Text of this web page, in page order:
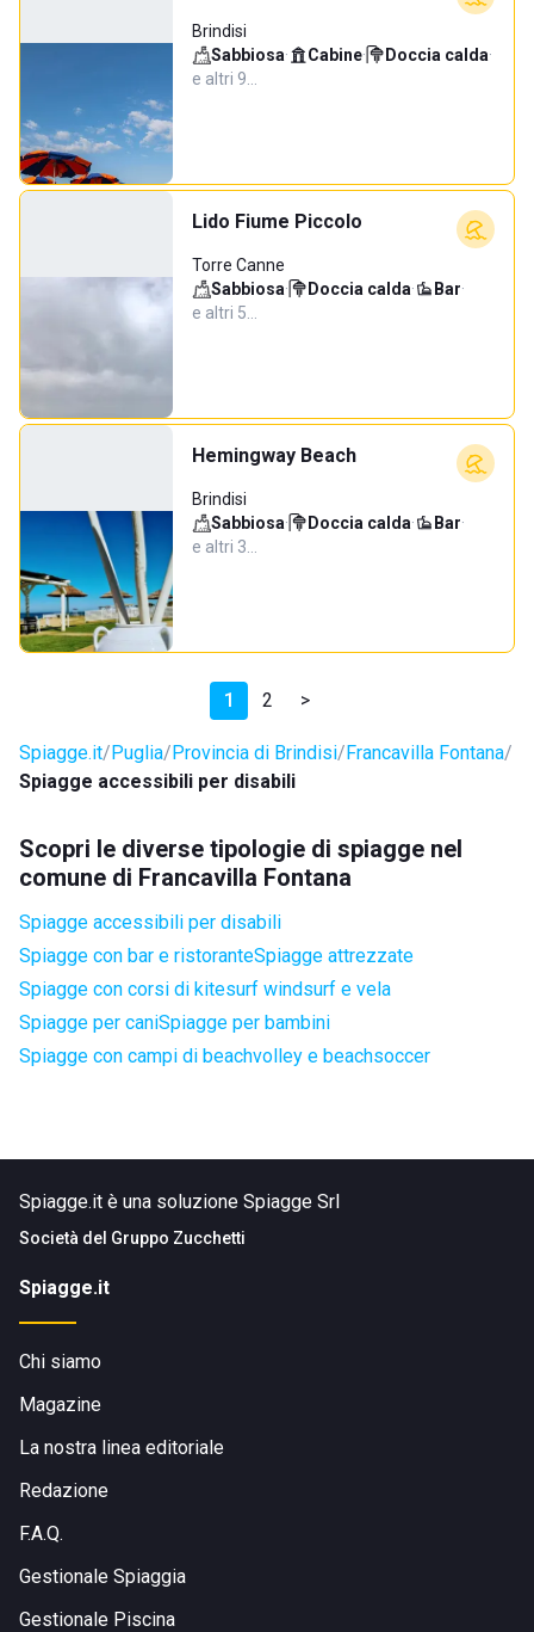
Brindisi
Sabbiosa· Cabine· Doccia calda·
e altri 9…
Lido Fiume Piccolo
Torre Canne
Sabbiosa· Doccia calda· Bar·
e altri 5…
Hemingway Beach
Brindisi
Sabbiosa· Doccia calda· Bar·
e altri 3…
1 2 >
Spiagge.it Puglia Provincia di Brindisi Francavilla Fontana
Spiagge accessibili per disabili
Scopri le diverse tipologie di spiagge nel
comune di Francavilla Fontana
Spiagge accessibili per disabili
Spiagge con bar e ristoranteSpiagge attrezzate
Spiagge con corsi di kitesurf windsurf e vela
Spiagge per caniSpiagge per bambini
Spiagge con campi di beachvolley e beachsoccer
Spiagge.it è una soluzione Spiagge Srl
Società del Gruppo Zucchetti
Spiagge.it
Chi siamo
Magazine
La nostra linea editoriale
Redazione
F.A.Q.
Gestionale Spiaggia
Gestionale Piscina